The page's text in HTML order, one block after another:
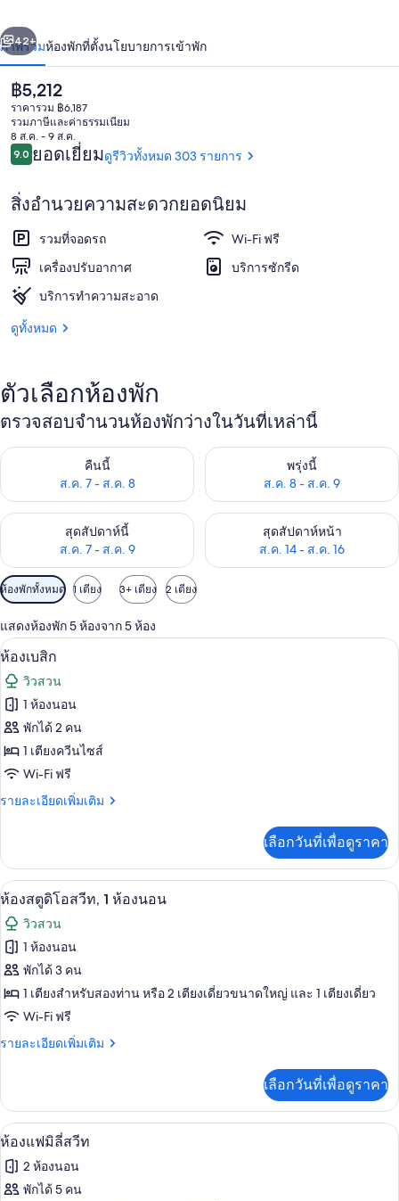
จ์
ห้องเบสิกทวิน | วิวสวน
า
ถัดไป
42+
ภาพรวมห้องพักที่ตั้งนโยบายการเข้าพัก
ราคา
ปัจจุบัน
฿5,212
฿5,212
ราคารวม ฿6,187
รวมภาษีและค่าธรรมเนียม
8 ส.ค. - 9 ส.ค.
รีวิว
9.09.0 จาก 10
ยอดเยี่ยมดูรีวิวทั้งหมด 303 รายการ
สิ่งอำนวยความสะดวกยอดนิยม
รวมที่จอดรถ
Wi-Fi ฟรี
เครื่องปรับอากาศ
บริการซักรีด
บริการทำความสะอาด
ดูทั้งหมด
ตัวเลือกห้องพัก
ตรวจสอบจำนวนห้องพักว่างในวันที่เหล่านี้
คืนนี้
ส.ค. 7 - ส.ค. 8
ตรวจสอบจำนวนห้องพักว่างในคืนนี้ ส.ค. 7 - ส.ค. 8พรุ่งนี้
ส.ค. 8 - ส.ค. 9
ตรวจสอบจำนวนห้องพักว่างใน
สุดสัปดาห์นี้
ส.ค. 7 - ส.ค. 9
ตรวจสอบจำนวนห้องพักว่างในสุดสัปดาห์นี้ ส.ค. 7 - ส.ค. 9
สุดสัปดาห์หน้า
ส.ค. 14 - ส.ค. 16
ตรวจสอบจำนวนห้องพักว่างใน
ตัว
กรอง
ที่
มี
ให้
สำหรับ
ห้อง
พัก
ห้องพักทั้งหมด 1 เตียง 3+ เตียง 2 เตียง
แสดงห้องพัก 5 ห้องจาก 5 ห้อง
เปิด
ภาพถ่าย
ทั้งหมด
ของ
ห้อง
เบสิ
ก
6
ห้องเบสิก
วิวสวน
1 ห้องนอน
พักได้ 2 คน
1 เตียงควีนไซส์
Wi-Fi ฟรี
รายละเอียดเพิ่มเติม
ราย
เกี่ยว
กับ
ห้อง
เบสิ
ก
เลือกวันที่เพื่อดูราคา
เปิด
ภาพถ่าย
ทั้งหมด
ของ
ห้อง
สตู
ดิ
สวีท,
ห้อง
นอน
7
ห้องสตูดิโอสวีท, 1 ห้องนอน
วิวสวน
1 ห้องนอน
พักได้ 3 คน
1 เตียงสำหรับสองท่าน หรือ 2 เตียงเดี่ยวขนาดใหญ่ และ 1 เตียงเดี่ยว
Wi-Fi ฟรี
รายละเอียดเพิ่มเติม
ราย
เกี่ยว
กับ
ห้อง
ดิ
โอ
เลือกวันที่เพื่อดูราคา
เปิด
ภาพถ่าย
ทั้งหมด
7
ห้องแฟมิลี่สวีท
2 ห้องนอน
พักได้ 5 คน